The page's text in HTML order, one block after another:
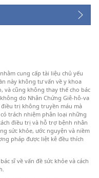
cung cấp tài liệu chủ yếu
này không tư vấn về y khoa
và cũng không thay thế cho bác
do Nhân Chứng Giê-hô-va
trị không truyền máu mà
trách nhiệm phân loại những
điều trị và hỗ trợ bệnh nhân
sức khỏe, ước nguyện và niềm
pháp được liệt kê đều thích
sĩ về vấn đề sức khỏe và cách